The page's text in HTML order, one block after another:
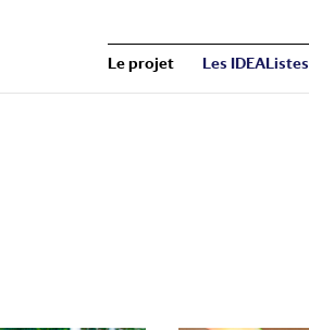
Le projet Les IDEAListes